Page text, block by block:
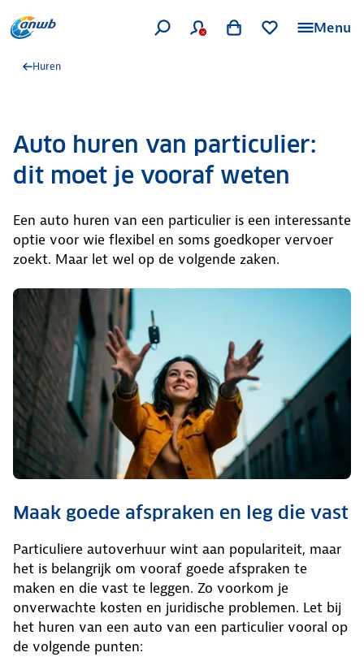
Menu
Huren
Auto huren van particulier:
dit moet je vooraf weten
Een auto huren van een particulier is een interessante
optie voor wie flexibel en soms goedkoper vervoer
zoekt. Maar let wel op de volgende zaken.
Maak goede afspraken en leg die vast
Particuliere autoverhuur wint aan populariteit, maar
het is belangrijk om vooraf goede afspraken te
maken en die vast te leggen. Zo voorkom je
onverwachte kosten en juridische problemen. Let bij
het huren van een auto van een particulier vooral op
de volgende punten: